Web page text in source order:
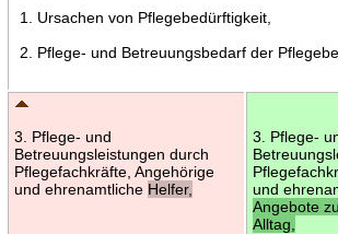
1. Ursachen von Pflegebedürftigkeit,
2. Pflege- und Betreuungsbedarf der
3. Pflege- und
Betreuungsleistungen durch
Pflegefachkräfte, Angehörige
und ehrenamtliche Helfer,
3. Pflege-
und
Angebote
Alltag,